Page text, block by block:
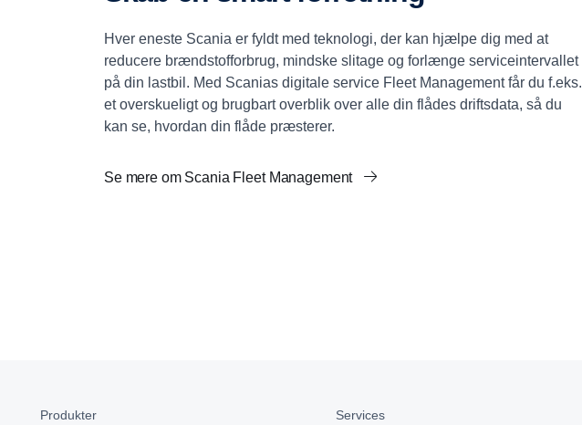
Hver eneste Scania er fyldt med teknologi, der kan hjælpe dig med at
reducere brændstofforbrug, mindske slitage og forlænge serviceintervallet
på din lastbil. Med Scanias digitale service Fleet Management får du f.eks.
et overskueligt og brugbart overblik over alle din flådes driftsdata, så du
kan se, hvordan din flåde præsterer.
Se mere om Scania Fleet Management
Produkter Services